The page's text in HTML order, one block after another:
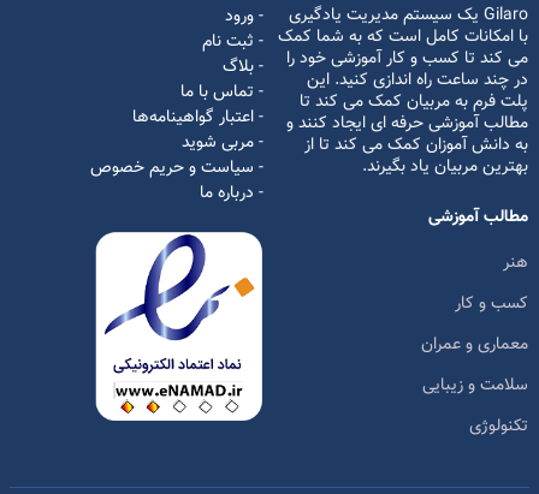
Gilaro یک سیستم مدیریت یادگیری
با امکانات کامل است که به شما کمک
می کند تا کسب و کار آموزشی خود را
در چند ساعت راه اندازی کنید. این
پلت فرم به مربیان کمک می کند تا
مطالب آموزشی حرفه ای ایجاد کنند و
به دانش آموزان کمک می کند تا از
بهترین مربیان یاد بگیرند.
- ورود
- ثبت نام
- بلاگ
- تماس با ما
- اعتبار گواهینامه‌ها
- مربی شوید
- سیاست و حریم خصوص
- درباره ما
مطالب آموزشی
هنر
کسب و کار
معماری و عمران
سلامت و زیبایی
تکنولوژی